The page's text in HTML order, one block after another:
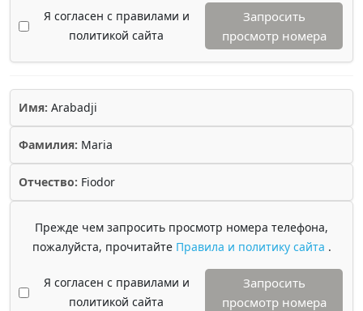
Я согласен с правилами и
политикой сайта
Запросить
просмотр номера
Имя: Arabadji
Фамилия: Maria
Отчество: Fiodor
Прежде чем запросить просмотр номера телефона,
пожалуйста, прочитайте Правила и политику сайта .
Я согласен с правилами и
политикой сайта
Запросить
просмотр номера